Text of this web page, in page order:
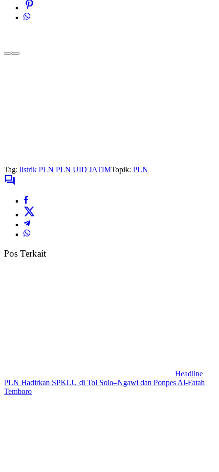
Tag: listrik PLN PLN UID JATIMTopik: PLN
Pos Terkait
Headline
PLN Hadirkan SPKLU di Tol Solo–Ngawi dan Ponpes Al-Fatah
Temboro